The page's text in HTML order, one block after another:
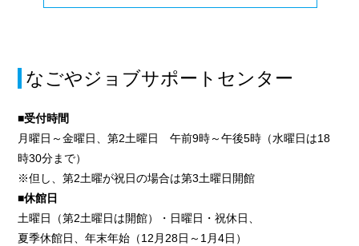
なごやジョブサポートセンター
■受付時間
月曜日～金曜日、第2土曜日 午前9時～午後5時（水曜日は18
時30分まで）
※但し、第2土曜が祝日の場合は第3土曜日開館
■休館日
土曜日（第2土曜日は開館）・日曜日・祝休日、
夏季休館日、年末年始（12月28日～1月4日）